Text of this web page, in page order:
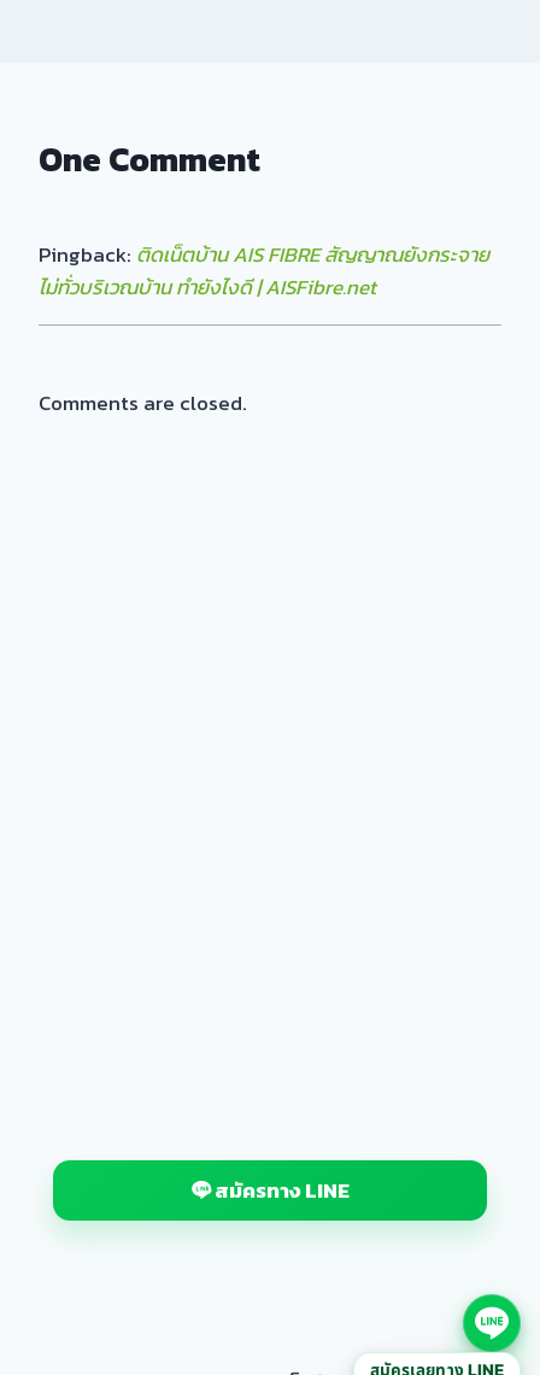
One Comment
Pingback: ติดเน็ตบ้าน AIS FIBRE สัญญาณยังกระจาย
ไม่ทั่วบริเวณบ้าน ทำยังไงดี | AISFibre.net
Comments are closed.
สมัครทาง LINE
สมัครเลยทาง LINE